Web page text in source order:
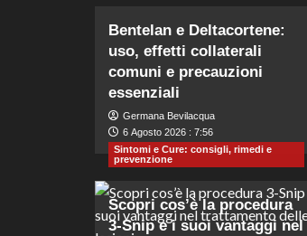
Bentelan e Deltacortene:
uso, effetti collaterali
comuni e precauzioni
essenziali
Germana Bevilacqua
6 Agosto 2026 : 7:56
Sintomi e Cure: consigli, rimedi e
prevenzione
Scopri cos’è la procedura
3-Snip e i suoi vantaggi nel